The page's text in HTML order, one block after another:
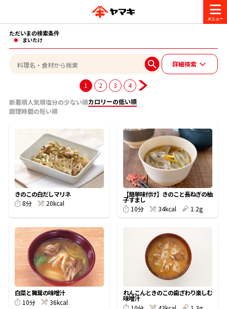
商品情報
ヤマキ『めんつゆ』 ヤマキ 割烹白だし
旨さ、別格。だし屋の鍋 韓福善シリーズ
レシピ
おいしいレシピを探す
おいしいレシピトップ
主食レシピ
主菜レシピ
汁物レシピ
時短レシピ
かつお節・だしを楽しむ
かつお節・だしを知る
だしの取り方
かつお節の削り方
かつお節・だしをもっと知る
ヤマキ かつお節プラス®
CM・キャンペーン
キャンペーン一覧
企業・採用情報
企業情報
- 百年対話
- ヤマキ かつお節プラス®
採用情報
お問い合わせ
ヤマキお客様相談室
オンラインショップ
コミュニティサイト
Global
ただいまの検索条件
まいたけ
詳細検索
1 2 3
4
新着順人気順塩分の少ない順カロリーの低い順
調理時間の短い順
きのこの白だしマリネ
8分
20kcal
【簡単味付け】きのこと長ねぎの柚
子すまし
10分
34kcal 1.2g
白菜と舞茸の味噌汁
10分
36kcal
れんこんときのこの歯ざわり楽しむ
味噌汁